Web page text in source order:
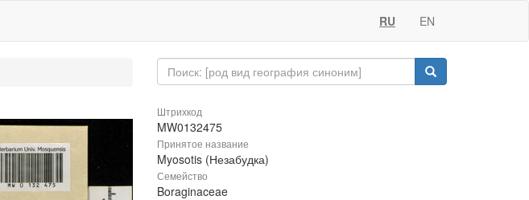
RU EN
Штрихкод
MW0132475
Принятое название
Myosotis (Незабудка)
Семейство
Boraginaceae